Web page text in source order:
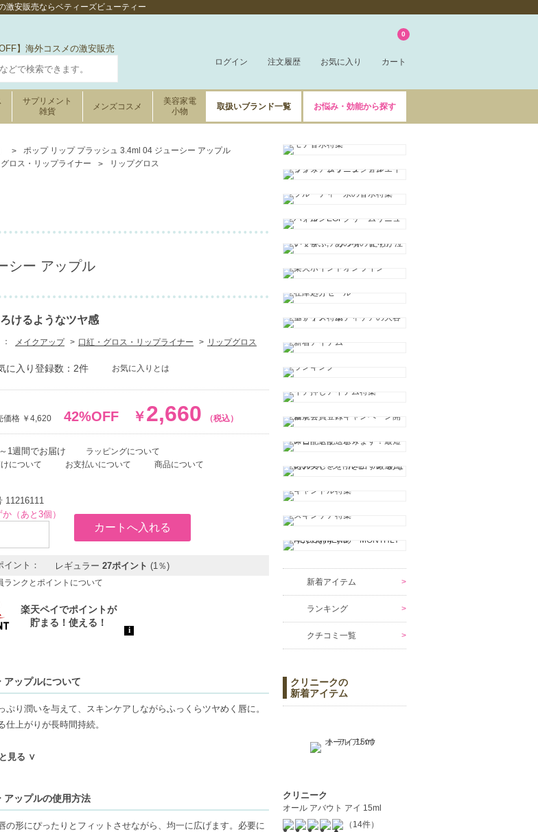
激安販売ならベティーズビューティー
】海外コスメの激安販売
ログイン 注文履歴 お気に入り カート
0
サプリメント
雑貨
メンズコスメ
美容家電
小物
取扱いブランド一覧 お悩み・効能から探す
ポップ リップ プラッシュ 3.4ml 04 ジューシー アップル
ロス・リップライナー
リップグロス
シー アップル
けるようなツヤ感
メイクアップ 口紅・グロス・リップライナー リップグロス
に入り登録数：2件 お気に入りとは
価格 ￥4,620 42%OFF ￥2,660 （税込）
1週間でお届け
ラッピングについて
について
お支払いについて 商品について
11216111
（あと3個）
イント： レギュラー 27ポイント (1％)
ランクとポイントについて
ップルについて
り潤いを与えて、スキンケアしながらふっくらツヤめく唇に。
上がりが長時間持続。
時間続きます。
せて楽しめます。
見る ∨
アップルの使用方法
形にぴったりとフィットさせながら、均一に広げます。必要に
新着アイテム
ランキング
クチコミ一覧
クリニークの
新着アイテム
クリニーク
オール アバウト アイ 15ml
（14件）